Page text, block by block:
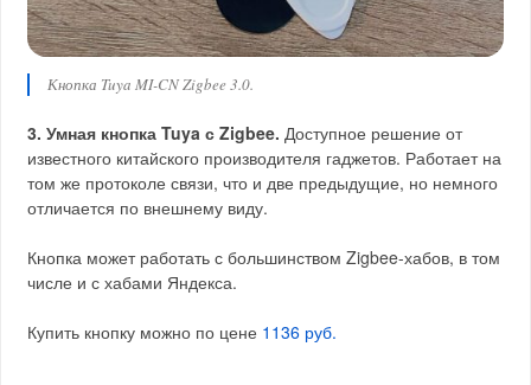
Кнопка Tuya MI-CN Zigbee 3.0.
3. Умная кнопка Tuya с Zigbee. Доступное решение от
известного китайского производителя гаджетов. Работает на
том же протоколе связи, что и две предыдущие, но немного
отличается по внешнему виду.
Кнопка может работать с большинством Zigbee-хабов, в том
числе и с хабами Яндекса.
Купить кнопку можно по цене 1136 руб.